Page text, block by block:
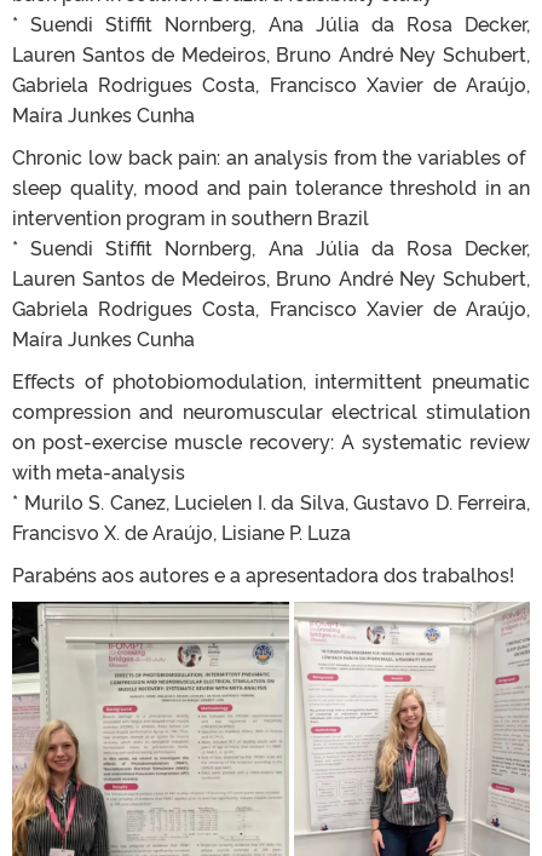
* Suendi Stiffit Nornberg, Ana Júlia da Rosa Decker,
Lauren Santos de Medeiros, Bruno André Ney Schubert,
Gabriela Rodrigues Costa, Francisco Xavier de Araújo,
Maíra Junkes Cunha
Chronic low back pain: an analysis from the variables of
sleep quality, mood and pain tolerance threshold in an
intervention program in southern Brazil
* Suendi Stiffit Nornberg, Ana Júlia da Rosa Decker,
Lauren Santos de Medeiros, Bruno André Ney Schubert,
Gabriela Rodrigues Costa, Francisco Xavier de Araújo,
Maíra Junkes Cunha
Effects of photobiomodulation, intermittent pneumatic
compression and neuromuscular electrical stimulation
on post-exercise muscle recovery: A systematic review
with meta-analysis
* Murilo S. Canez, Lucielen I. da Silva, Gustavo D. Ferreira,
Francisvo X. de Araújo, Lisiane P. Luza
Parabéns aos autores e a apresentadora dos trabalhos!